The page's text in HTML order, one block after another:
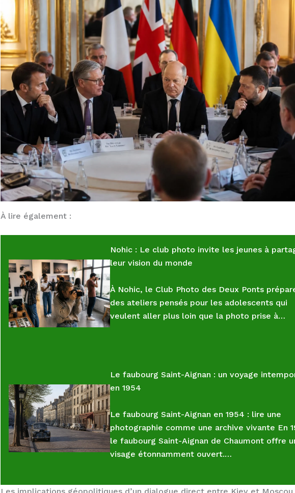
À lire également :
Nohic : Le club photo invite les jeunes à
leur vision du monde
À Nohic, le Club Photo des Deux Ponts
des ateliers pensés pour les adolescents qui
veulent aller plus loin que la photo prise à…
Le faubourg Saint-Aignan : un voyage
en 1954
Le faubourg Saint-Aignan en 1954 : lire une
photographie comme une archive vivante En
le faubourg Saint-Aignan de Chaumont offre
visage étonnamment ouvert.…